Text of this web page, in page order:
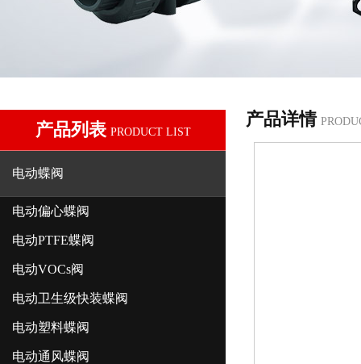
产品列表 PRODUCT LIST
电动蝶阀
电动偏心蝶阀
电动PTFE蝶阀
电动VOCs阀
电动卫生级快装蝶阀
电动塑料蝶阀
电动通风蝶阀
产品详情